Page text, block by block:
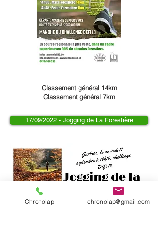
Classement général 14km
Classement général 7km
17/09/2022 - Jogging de La Forestière
Chronolap chronolap@gmail.com